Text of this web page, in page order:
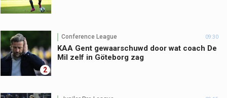
2
Conference League 09:30
KAA Gent gewaarschuwd door wat coach De
Mil zelf in Göteborg zag